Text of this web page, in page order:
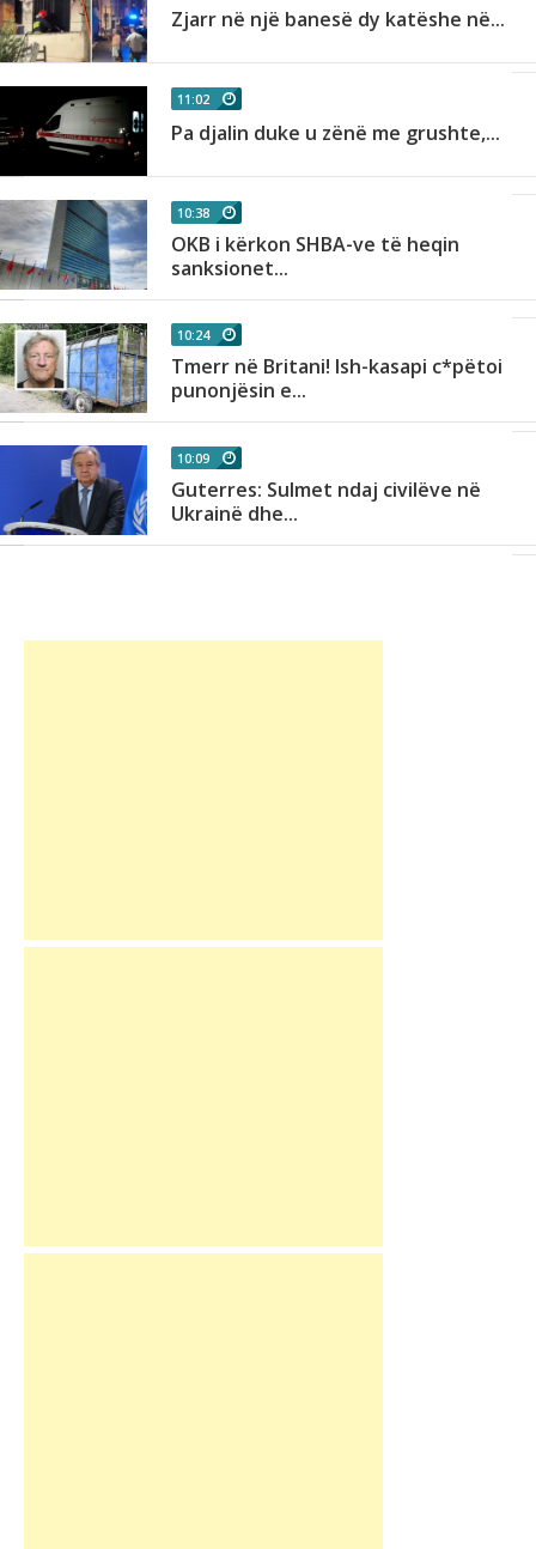
Zjarr në një banesë dy katëshe në...
11:02
Pa djalin duke u zënë me grushte,...
10:38
OKB i kërkon SHBA-ve të heqin
sanksionet...
10:24
Tmerr në Britani! Ish-kasapi c*pëtoi
punonjësin e...
10:09
Guterres: Sulmet ndaj civilëve në
Ukrainë dhe...